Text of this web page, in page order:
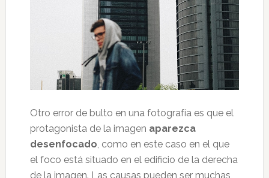
Otro error de bulto en una fotografía es que el
protagonista de la imagen aparezca
desenfocado , como en este caso en el que
el foco está situado en el edificio de la derecha
de la imagen. Las causas pueden ser muchas,